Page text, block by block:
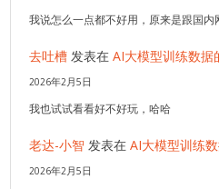
我说怎么一点都不好用，原来是跟国内
去吐槽 发表在AI大模型训练数据
2026年2月5日
我也试试看看好不好玩，哈哈
老达-小智 发表在AI大模型训练
2026年2月5日